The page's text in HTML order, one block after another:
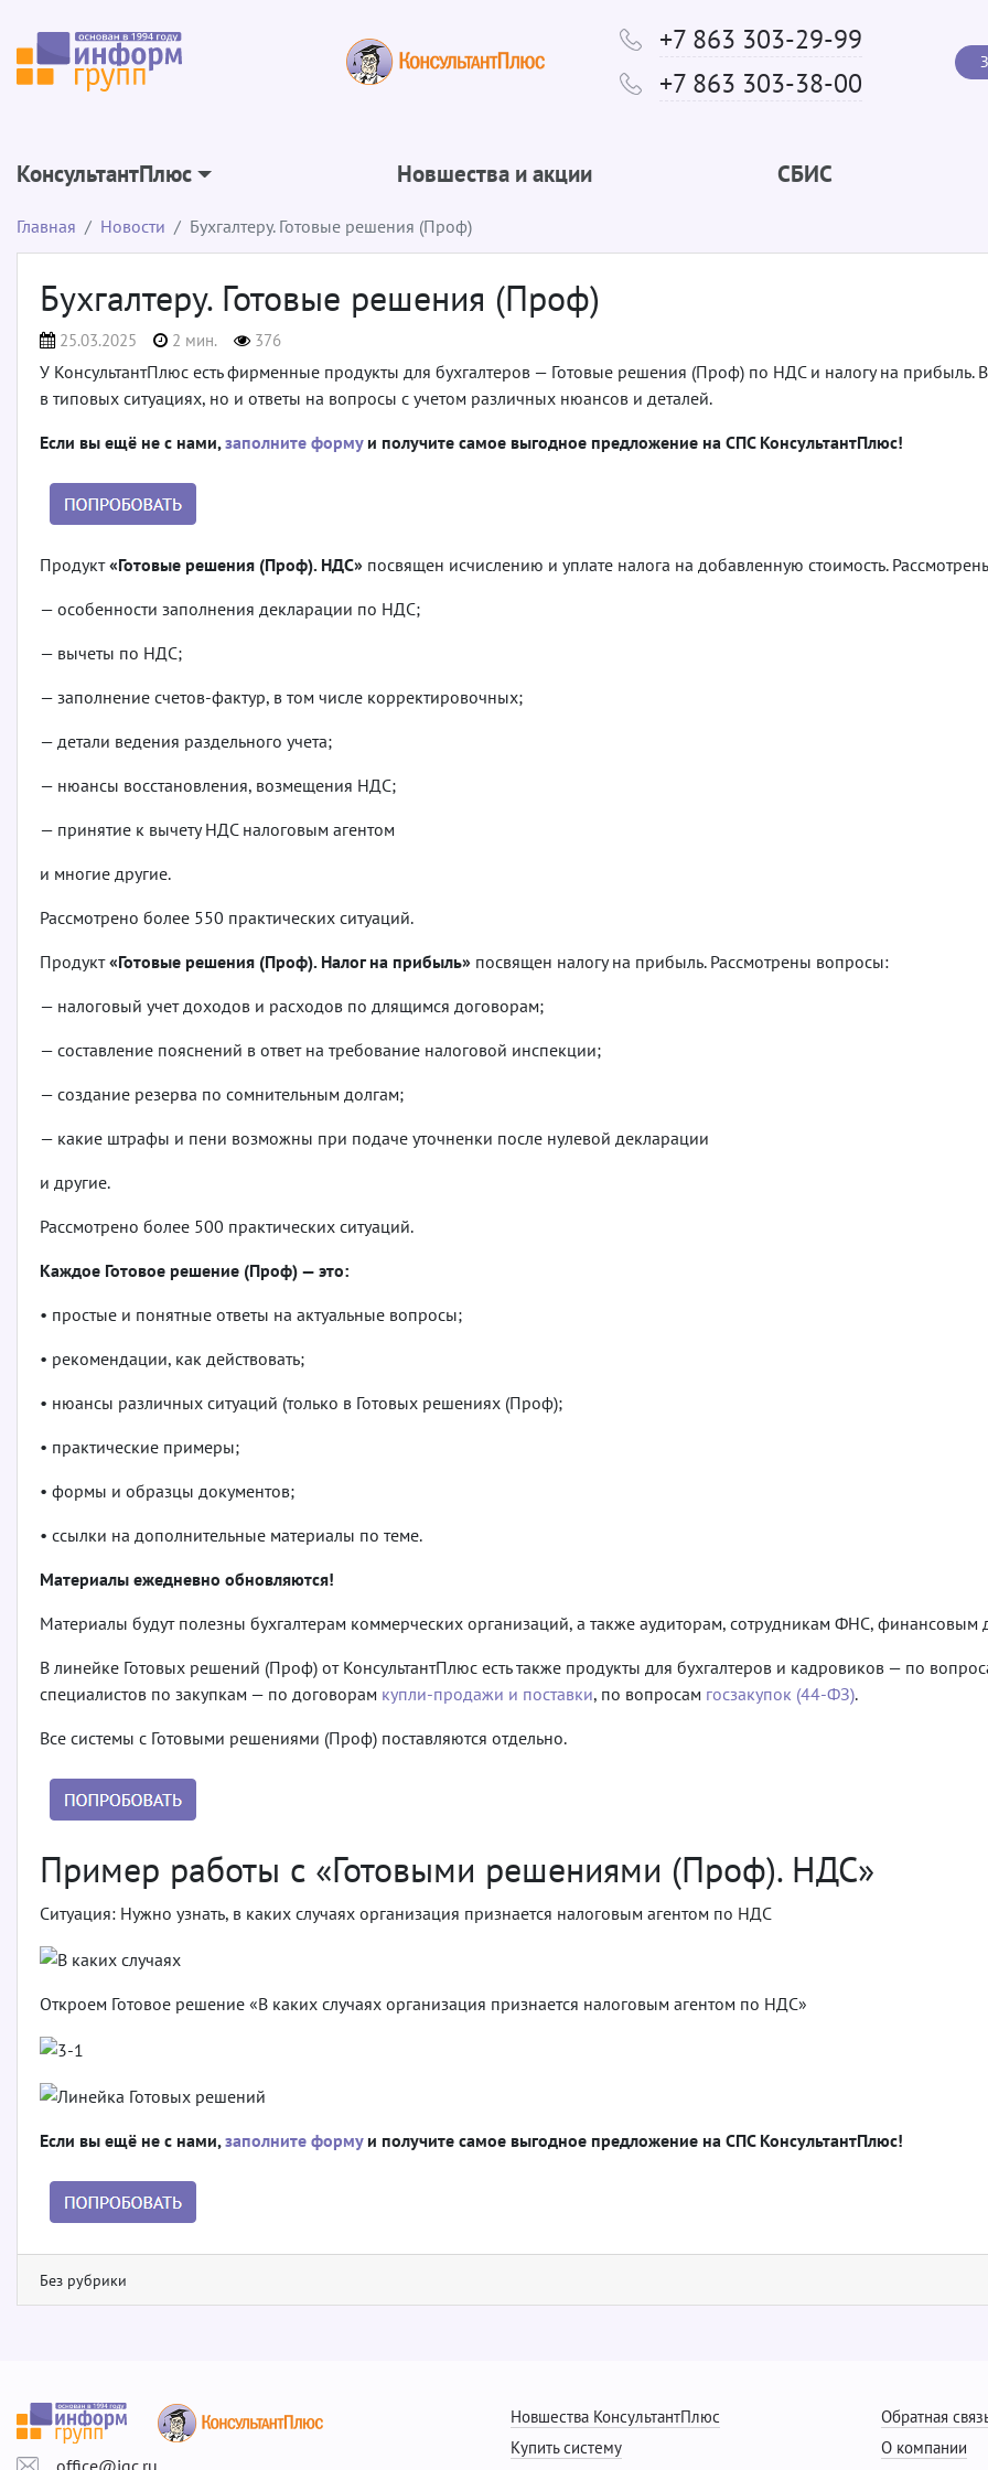
+7 863 303-29-99
+7 863 303-38-00
КонсультантПлюс Новшества и акции СБИС
Главная Новости Бухгалтеру. Готовые решения (Проф)
Бухгалтеру. Готовые решения (Проф)
25.03.2025 2 мин. 376
У КонсультантПлюс есть фирменные продукты для бухгалтеров — Готовые решения (Проф) по НДС и налогу на прибыль.
в типовых ситуациях, но и ответы на вопросы с учетом различных нюансов и деталей.
Если вы ещё не с нами,заполните формуи получите самое выгодное предложение на СПС КонсультантПлюс!
Продукт«Готовые решения (Проф). НДС» посвящен исчислению и уплате налога на добавленную стоимость.
— особенности заполнения декларации по НДС;
— вычеты по НДС;
— заполнение счетов-фактур, в том числе корректировочных;
— детали ведения раздельного учета;
— нюансы восстановления, возмещения НДС;
— принятие к вычету НДС налоговым агентом
и многие другие.
Рассмотрено более 550 практических ситуаций.
Продукт«Готовые решения (Проф). Налог на прибыль» посвящен налогу на прибыль. Рассмотрены вопросы:
— налоговый учет доходов и расходов по длящимся договорам;
— составление пояснений в ответ на требование налоговой инспекции;
— создание резерва по сомнительным долгам;
— какие штрафы и пени возможны при подаче уточненки после нулевой декларации
и другие.
Рассмотрено более 500 практических ситуаций.
Каждое Готовое решение (Проф) — это:
• простые и понятные ответы на актуальные вопросы;
• рекомендации, как действовать;
• нюансы различных ситуаций (только в Готовых решениях (Проф);
• практические примеры;
• формы и образцы документов;
• ссылки на дополнительные материалы по теме.
Материалы ежедневно обновляются!
Материалы будут полезны бухгалтерам коммерческих организаций, а также аудиторам, сотрудникам ФНС, финансовым
В линейке Готовых решений (Проф) от КонсультантПлюс есть также продукты для бухгалтеров и кадровиков — по
специалистов по закупкам — по договорам купли-продажи и поставки, по вопросам госзакупок (44-ФЗ).
Все системы с Готовыми решениями (Проф) поставляются отдельно.
Пример работы с «Готовыми решениями (Проф). НДС»
Ситуация: Нужно узнать, в каких случаях организация признается налоговым агентом по НДС
Откроем Готовое решение «В каких случаях организация признается налоговым агентом по НДС»
Если вы ещё не с нами,заполните формуи получите самое выгодное предложение на СПС КонсультантПлюс!
Без рубрики
office@igc.ru
Новшества КонсультантПлюс
Купить систему
Обратная
О компании